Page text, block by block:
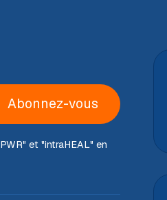
Abonnez-vous
PWR" et "intraHEAL" en